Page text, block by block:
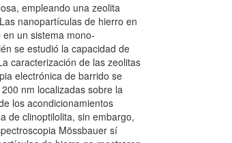
empleando una zeolita
nanopartículas de hierro en
un sistema mono-
se estudió la capacidad de
caracterización de las zeolitas
electrónica de barrido se
nm localizadas sobre la
los acondicionamientos
de clinoptilolita, sin embargo,
Mössbauer sí